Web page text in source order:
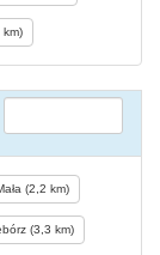
km)
(2,2 km)
(3,3 km)